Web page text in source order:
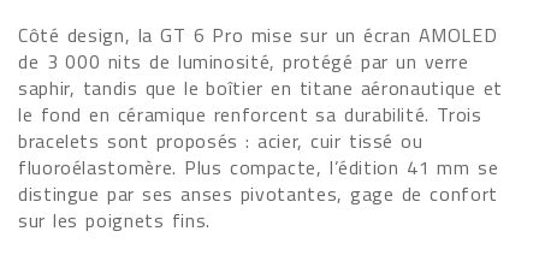
Côté design, la GT 6 Pro mise sur un écran AMOLED
de 3 000 nits de luminosité, protégé par un verre
saphir, tandis que le boîtier en titane aéronautique et
le fond en céramique renforcent sa durabilité. Trois
bracelets sont proposés : acier, cuir tissé ou
fluoroélastomère. Plus compacte, l’édition 41 mm se
distingue par ses anses pivotantes, gage de confort
sur les poignets fins.